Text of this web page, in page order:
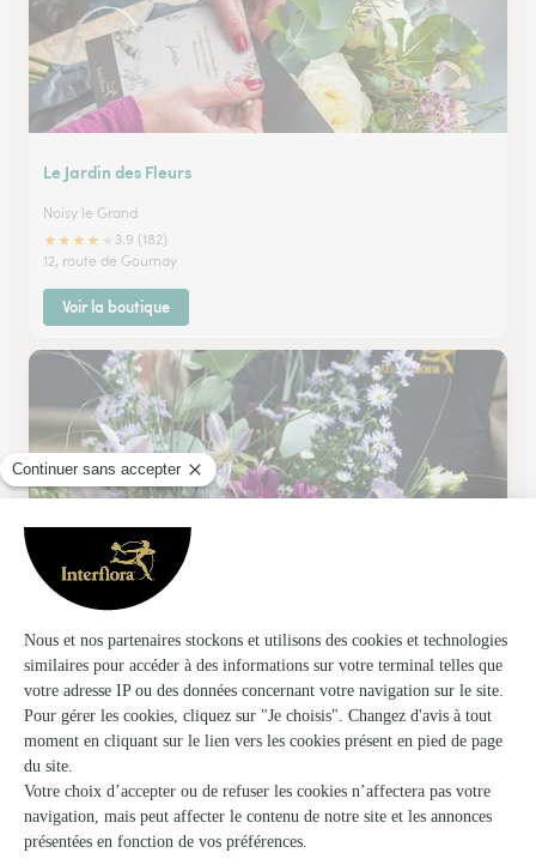
Le Jardin des Fleurs
Noisy le Grand
★★★★
3.9 (182)
12, route de Gournay
Voir la boutique
Tous les Jardins du Monde
Noisy le Grand
60, avenue Gabriel Péri
Voir la boutique